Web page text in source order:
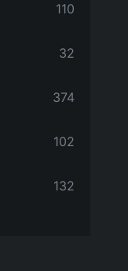
110
32
374
102
132